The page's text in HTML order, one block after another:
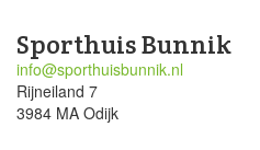
Sporthuis Bunnik
info@sporthuisbunnik.nl
Rijneiland 7
3984 MA Odijk